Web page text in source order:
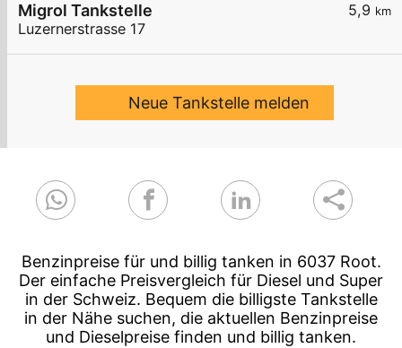
5,9 km
Migrol Tankstelle
Luzernerstrasse 17
Neue Tankstelle melden
Benzinpreise für und billig tanken in 6037 Root.
Der einfache Preisvergleich für Diesel und Super
in der Schweiz. Bequem die billigste Tankstelle
in der Nähe suchen, die aktuellen Benzinpreise
und Dieselpreise finden und billig tanken.